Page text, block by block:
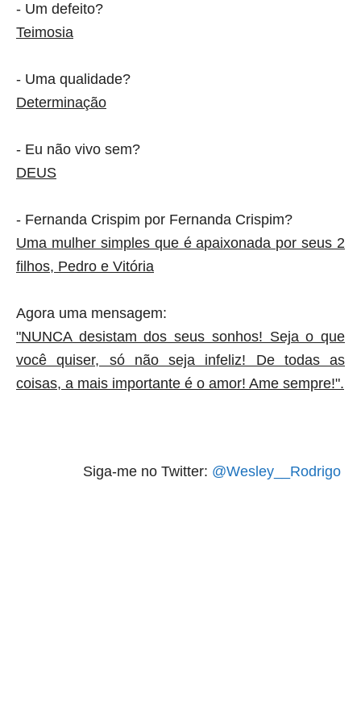
- Um defeito?
Teimosia
- Uma qualidade?
Determinação
- Eu não vivo sem?
DEUS
- Fernanda Crispim por Fernanda Crispim?
Uma mulher simples que é apaixonada por seus 2
filhos, Pedro e Vitória
Agora uma mensagem:
"NUNCA desistam dos seus sonhos! Seja o que
você quiser, só não seja infeliz! De todas as
coisas, a mais importante é o amor! Ame sempre!".
Siga-me no Twitter: @Wesley__Rodrigo